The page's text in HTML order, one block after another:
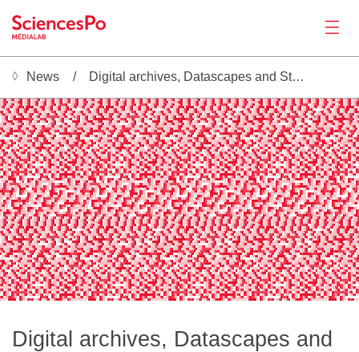
News
Productions
Activities
Tools
Seminar
News Digital archives, Datascapes and Storytelling
░▒▓█ ░▒▓█ ░▒▓█ ░▒▓█ ░▒▒▓█ ░▒▓░░▒▓█ ░▒▓█ ░▒▓█ ░▒▓█ ░▒▓█ ░▒▓█ ░▒▓█ ░▒▓█ ░▒▒▓█ ░▒▓░░▒▓█ ░▒▓█ ░▒▓█ ░▒▓█ ░▒▓█ ░▒▓█ ░▒▓█ ░▒▓█ ░▒▒▓█ ░▒▓░░▒▓█ ░▒▓█ ░▒▓█ ░▒▓█ ░▒▓█ ░▒▓█ ░▒▓█ ░▒▓█ ░▒▒▓█ ░▒▓░░▒▓█ ░▒▓█ ░▒▓█ ░▒▓█ ░▒▓█ ░▒▓█ ░▒▓█ ░▒▓█
░▒▓▓█ ░▒▒▒▒▓██ ░▒▓█ ░▒▓█ ░▒▓█ ░▒▓█ ░▒▓█ ░▒▓█ ░▒▓█ ░▒▓▓█ ░▒▒▒▒▓██ ░▒▓█ ░▒▓█ ░▒▓█ ░▒▓█ ░▒▓█ ░▒▓█ ░▒▓█ ░▒▓▓█ ░▒▒▒▒▓██ ░▒▓█ ░▒▓█ ░▒▓█ ░▒▓█ ░▒▓█ ░▒▓█ ░▒▓█ ░▒▓▓█ ░▒▒▒▒▓██ ░▒▓█ ░▒▓█ ░▒▓█ ░▒▓█ ░▒▓█ ░▒▓█ ░▒▓█ ░▒▓▓█ ░▒▒▒▒▓██ ░▒▓█
░▒▓█ ░▒▓█ ░▒▓█ ░▒▓█ ░▒▓█ ░▒▓█ ░▒▓▓█ ░▓▓▓▓█  ░▒▓▓█ ░▒▓█ ░▒▓█ ░▒▓█ ░▒▓█ ░▒▓█ ░▒▓█ ░▒▓▓█ ░▓▓▓▓█  ░▒▓▓█ ░▒▓█ ░▒▓█ ░▒▓█ ░▒▓█ ░▒▓█ ░▒▓█ ░▒▓▓█ ░▓▓▓▓█  ░▒▓▓█ ░▒▓█ ░▒▓█ ░▒▓█ ░▒▓█ ░▒▓█ ░▒▓█ ░▒▓▓█ ░▓▓▓▓█  ░▒▓▓█ ░▒▓█ ░▒▓█ ░▒▓█ ░▒▓█
▒▓█ ░▒▓█ ░▒▓█▓█ █████ ░░▒▓██ ░▒▓█ ░▒▓█ ░▒▓█ ░▒▓█ ░▒▓█ ░▒▓█ ░▒▓█▓█ █████ ░░▒▓██ ░▒▓█ ░▒▓█ ░▒▓█ ░▒▓█ ░▒▓█ ░▒▓█ ░▒▓█▓█ █████ ░░▒▓██ ░▒▓█ ░▒▓█ ░▒▓█ ░▒▓█ ░▒▓█ ░▒▓█ ░▒▓█▓█ █████ ░░▒▓██ ░▒▓█ ░▒▓█ ░▒▓█ ░▒▓█ ░▒▓█ ░▒▓█ ░▒▓█▓█ █████
░▒▒▓█  ░▒▓█ ░▒▓██ ░▒▓█ ░▒▓█ ░▒▓█ ░▒▓█ ░▒▓█▓█      ░▒▒▓█  ░▒▓█ ░▒▓██ ░▒▓█ ░▒▓█ ░▒▓█ ░▒▓█ ░▒▓█▓█      ░▒▒▓█  ░▒▓█ ░▒▓██ ░▒▓█ ░▒▓█ ░▒▓█ ░▒▓█ ░▒▓█▓█      ░▒▒▓█  ░▒▓█ ░▒▓██ ░▒▓█ ░▒▓█ ░▒▓█ ░▒▓█ ░▒▓█▓█      ░▒▒▓█  ░▒▓█ ░▒▓██ ░▒▓█
▓█ ░▒▓█ ░▒▓█ ░▒▓█ ░░▒▓█▓░░░░░ ░▒▓▓█ ░░▒▒▓█ ░▒▓█ ░▒▓█ ░▒▓█ ░▒▓█ ░▒▓█ ░░▒▓█▓░░░░░ ░▒▓▓█ ░░▒▒▓█ ░▒▓█ ░▒▓█ ░▒▓█ ░▒▓█ ░▒▓█ ░░▒▓█▓░░░░░ ░▒▓▓█ ░░▒▒▓█ ░▒▓█ ░▒▓█ ░▒▓█ ░▒▓█ ░▒▓█ ░░▒▓█▓░░░░░ ░▒▓▓█ ░░▒▒▓█ ░▒▓█ ░▒▓█ ░▒▓█ ░▒▓█ ░▒▓█
▒▓█▒▒▒▒▒░░▒▓██ ░▒▒▓▓█ ░▒▓█ ░▒▓█ ░▒▓█ ░▒▓█ ░▒▓█ ░▒▒▒▓█▒▒▒▒▒░░▒▓██ ░▒▒▓▓█ ░▒▓█ ░▒▓█ ░▒▓█ ░▒▓█ ░▒▓█ ░▒▒▒▓█▒▒▒▒▒░░▒▓██ ░▒▒▓▓█ ░▒▓█ ░▒▓█ ░▒▓█ ░▒▓█ ░▒▓█ ░▒▒▒▓█▒▒▒▒▒░░▒▓██ ░▒▒▓▓█ ░▒▓█ ░▒▓█ ░▒▓█ ░▒▓█ ░▒▓█ ░▒▒▒▓█▒▒▒▒▒░░▒▓██ ░▒▒▓▓█
░▒▓█ ░▒▓█ ░▒▓█ ░▒▓█ ░▒▓█ ░░▒▓▓▓▓▓▓▓▓▒▒▒▓█  ░▒▓▒▓█ ░▒▓█ ░▒▓█ ░▒▓█ ░▒▓█ ░▒▓█ ░░▒▓▓▓▓▓▓▓▓▒▒▒▓█  ░▒▓▒▓█ ░▒▓█ ░▒▓█ ░▒▓█ ░▒▓█ ░▒▓█ ░░▒▓▓▓▓▓▓▓▓▒▒▒▓█  ░▒▓▒▓█ ░▒▓█ ░▒▓█ ░▒▓█ ░▒▓█ ░▒▓█ ░░▒▓▓▓▓▓▓▓▓▒▒▒▓█  ░▒▓▒▓█ ░▒▓█ ░▒▓█ ░▒▓█ ░▒▓█
░▒▓█ ░▒▓███████▓▓▓▓█ ░░▒▓▓▓█ ░▒▓█  ░▒▓█ ░▒▓█ ░▒▓█ ░▒▓█ ░▒▓███████▓▓▓▓█ ░░▒▓▓▓█ ░▒▓█  ░▒▓█ ░▒▓█ ░▒▓█ ░▒▓█ ░▒▓███████▓▓▓▓█ ░░▒▓▓▓█ ░▒▓█  ░▒▓█ ░▒▓█ ░▒▓█ ░▒▓█ ░▒▓███████▓▓▓▓█ ░░▒▓▓▓█ ░▒▓█  ░▒▓█ ░▒▓█ ░▒▓█ ░▒▓█ ░▒▓███████▓▓▓▓█
░▒▒▓███ ░▒▓██  ░▒▓█ ░▒▓█ ░▒▓█ ░▒▓█ ░▒▓█     █████ ░▒▒▓███ ░▒▓██  ░▒▓█ ░▒▓█ ░▒▓█ ░▒▓█ ░▒▓█     █████ ░▒▒▓███ ░▒▓██  ░▒▓█ ░▒▓█ ░▒▓█ ░▒▓█ ░▒▓█     █████ ░▒▒▓███ ░▒▓██  ░▒▓█ ░▒▓█ ░▒▓█ ░▒▓█ ░▒▓█     █████ ░▒▒▓███ ░▒▓██  ░▒▓█
░▒▓█ ░▒▓█ ░▒▒▓█ ░▒▓░░░░░      ░▒▓▓█   ░▒▓█  ░░▒▓█ ░▒▓█ ░▒▓█ ░▒▒▓█ ░▒▓░░░░░      ░▒▓▓█   ░▒▓█  ░░▒▓█ ░▒▓█ ░▒▓█ ░▒▒▓█ ░▒▓░░░░░      ░▒▓▓█   ░▒▓█  ░░▒▓█ ░▒▓█ ░▒▓█ ░▒▒▓█ ░▒▓░░░░░      ░▒▓▓█   ░▒▓█  ░░▒▓█ ░▒▓█ ░▒▓█ ░▒▒▓█
▒▒▒░░░░ ░░▒▓██ ░░░▒▒▓█ ░▒▒▓█ ░░▒▓█ ░▒▓█ ░▒▓█ ░▒▓▒▒▒▒▒░░░░ ░░▒▓██ ░░░▒▒▓█ ░▒▒▓█ ░░▒▓█ ░▒▓█ ░▒▓█ ░▒▓▒▒▒▒▒░░░░ ░░▒▓██ ░░░▒▒▓█ ░▒▒▓█ ░░▒▓█ ░▒▓█ ░▒▓█ ░▒▓▒▒▒▒▒░░░░ ░░▒▓██ ░░░▒▒▓█ ░▒▒▓█ ░░▒▓█ ░▒▓█ ░▒▓█ ░▒▓▒▒▒▒▒░░░░ ░░▒▓██ ░░░▒▒▓█
▓█ ░▒▒▓█ ░▒▓█ ░▒▓█ ░▒▓█ ░▒▓▓▓▓▓▓▒▒▒▒░░▒▒▓█  ░▒▒▒▓▓▓█ ░▒▒▓█ ░▒▓█ ░▒▓█ ░▒▓█ ░▒▓▓▓▓▓▓▒▒▒▒░░▒▒▓█  ░▒▒▒▓▓▓█ ░▒▒▓█ ░▒▓█ ░▒▓█ ░▒▓█ ░▒▓▓▓▓▓▓▒▒▒▒░░▒▒▓█  ░▒▒▒▓▓▓█ ░▒▒▓█ ░▒▓█ ░▒▓█ ░▒▓█ ░▒▓▓▓▓▓▓▒▒▒▒░░▒▒▓█  ░▒▒▒▓▓▓█ ░▒▒▓█ ░▒▓█ ░▒▓█ ░▒▓█
▒▓█ ░▒██▓██▓▓▓▓▒▒▒▓▓▓█ ░▒▓▓▓███ ░▒▓▓█ ░▒▓█ ░▒▒▓█ ░▒▓█ ░▒██▓██▓▓▓▓▒▒▒▓▓▓█ ░▒▓▓▓███ ░▒▓▓█ ░▒▓█ ░▒▒▓█ ░▒▓█ ░▒██▓██▓▓▓▓▒▒▒▓▓▓█ ░▒▓▓▓███ ░▒▓▓█ ░▒▓█ ░▒▒▓█ ░▒▓█ ░▒██▓██▓▓▓▓▒▒▒▓▓▓█ ░▒▓▓▓███ ░▒▓▓█ ░▒▓█ ░▒▒▓█ ░▒▓█ ░▒██▓██▓▓▓▓▒▒▒▓▓▓█
█ ░▒▓███   ░░▒▓█ ░▒▓█ ░▒▓▓█ ░▒▓█ ░▒  █▓█████▓▓▓▓███ ░▒▓███   ░░▒▓█ ░▒▓█ ░▒▓▓█ ░▒▓█ ░▒  █▓█████▓▓▓▓███ ░▒▓███   ░░▒▓█ ░▒▓█ ░▒▓▓█ ░▒▓█ ░▒  █▓█████▓▓▓▓███ ░▒▓███   ░░▒▓█ ░▒▓█ ░▒▓▓█ ░▒▓█ ░▒  █▓█████▓▓▓▓███ ░▒▓███   ░░▒▓█ ░▒▓█
░▒▓██ ░▒▓█ ░▒░░ █▓█   █████   ░▒▓█   ░░░▒▒▓█ ░▒▓█ ░▒▓██ ░▒▓█ ░▒░░ █▓█   █████   ░▒▓█   ░░░▒▒▓█ ░▒▓█ ░▒▓██ ░▒▓█ ░▒░░ █▓█   █████   ░▒▓█   ░░░▒▒▓█ ░▒▓█ ░▒▓██ ░▒▓█ ░▒░░ █▓█   █████   ░▒▓█   ░░░▒▒▓█ ░▒▓█ ░▒▓██ ░▒▓█ ░▒░░ █▓█
░       ░░▒▓█ ░░░▒▒▒▓▓█ ░▒▓█ ░▒▓█  ░▒▒▓█ ░▒▒░ █▓█ ░       ░░▒▓█ ░░░▒▒▒▓▓█ ░▒▓█ ░▒▓█  ░▒▒▓█ ░▒▒░ █▓█ ░       ░░▒▓█ ░░░▒▒▒▓▓█ ░▒▓█ ░▒▓█  ░▒▒▓█ ░▒▒░ █▓█ ░       ░░▒▓█ ░░░▒▒▒▓▓█ ░▒▓█ ░▒▓█  ░▒▒▓█ ░▒▒░ █▓█ ░       ░░▒▓█
▓██ ░▒▓█ ░▒▓█ ░░▒▓▓█ ░▓▓▒░ █▓█ ░░░░░░░░▒▒▓█ ░▒▒▒▓▓▓██ ░▒▓█ ░▒▓█ ░░▒▓▓█ ░▓▓▒░ █▓█ ░░░░░░░░▒▒▓█ ░▒▒▒▓▓▓██ ░▒▓█ ░▒▓█ ░░▒▓▓█ ░▓▓▒░ █▓█ ░░░░░░░░▒▒▓█ ░▒▒▒▓▓▓██ ░▒▓█ ░▒▓█ ░░▒▓▓█ ░▓▓▒░ █▓█ ░░░░░░░░▒▒▓█ ░▒▒▒▓▓▓██ ░▒▓█ ░▒▓█ ░░▒▓▓█
░██▓▒░ █▓█ ░▒▒▒▒▒▒▒▒▓█ ░▒▓▓▓████ ░░▒▓█ ░▒▓█ ░▒▓██ ░██▓▒░ █▓█ ░▒▒▒▒▒▒▒▒▓█ ░▒▓▓▓████ ░░▒▓█ ░▒▓█ ░▒▓██ ░██▓▒░ █▓█ ░▒▒▒▒▒▒▒▒▓█ ░▒▓▓▓████ ░░▒▓█ ░▒▓█ ░▒▓██ ░██▓▒░ █▓█ ░▒▒▒▒▒▒▒▒▓█ ░▒▓▓▓████ ░░▒▓█ ░▒▓█ ░▒▓██ ░██▓▒░ █▓█ ░▒▒▒▒▒▒▒▒▓█
▓█ ░▒▓▓█   █ ░▒▓█ ░▒▓█ ░▒▓█  ░  █▓▒░ █▓█ ░▒▓▓▓▓▓▓▒▓█ ░▒▓▓█   █ ░▒▓█ ░▒▓█ ░▒▓█  ░  █▓▒░ █▓█ ░▒▓▓▓▓▓▓▒▓█ ░▒▓▓█   █ ░▒▓█ ░▒▓█ ░▒▓█  ░  █▓▒░ █▓█ ░▒▓▓▓▓▓▓▒▓█ ░▒▓▓█   █ ░▒▓█ ░▒▓█ ░▒▓█  ░  █▓▒░ █▓█ ░▒▓▓▓▓▓▓▒▓█ ░▒▓▓█   █ ░▒▓█ ░▒▓█
█ ░▒▓█ ░░░░ █▓▒░ ██ ░▒▓█████▓▒▓█ ░▒▓█ ░░  ░▒▓█ ░▒▓█ ░▒▓█ ░░░░ █▓▒░ ██ ░▒▓█████▓▒▓█ ░▒▓█ ░░  ░▒▓█ ░▒▓█ ░▒▓█ ░░░░ █▓▒░ ██ ░▒▓█████▓▒▓█ ░▒▓█ ░░  ░▒▓█ ░▒▓█ ░▒▓█ ░░░░ █▓▒░ ██ ░▒▓█████▓▒▓█ ░▒▓█ ░░  ░▒▓█ ░▒▓█ ░▒▓█ ░░░░ █▓▒░ ██
▒▓█    █▓▒▓█ ░▒▓█ ░░ ░▒▒▓█ ░▒▓█ ░▒▓█ ░▒▒░ █▓▒░ █ ░▒▓█    █▓▒▓█ ░▒▓█ ░░ ░▒▒▓█ ░▒▓█ ░▒▓█ ░▒▒░ █▓▒░ █ ░▒▓█    █▓▒▓█ ░▒▓█ ░░ ░▒▒▓█ ░▒▓█ ░▒▓█ ░▒▒░ █▓▒░ █ ░▒▓█    █▓▒▓█ ░▒▓█ ░░ ░▒▒▓█ ░▒▓█ ░▒▓█ ░▒▒░ █▓▒░ █ ░▒▓█    █▓▒▓█ ░▒▓█ ░░
░▒▓▓█ ░▒▓█ ░▒▓██ ▓▓▒░ █▓▒░  ░▒▓█ ░░░ █▓▒▓█ ░▒▓█ ░░░▒▓▓█ ░▒▓█ ░▒▓██ ▓▓▒░ █▓▒░  ░▒▓█ ░░░ █▓▒▓█ ░▒▓█ ░░░▒▓▓█ ░▒▓█ ░▒▓██ ▓▓▒░ █▓▒░  ░▒▓█ ░░░ █▓▒▓█ ░▒▓█ ░░░▒▓▓█ ░▒▓█ ░▒▓██ ▓▓▒░ █▓▒░  ░▒▓█ ░░░ █▓▒▓█ ░▒▓█ ░░░▒▓▓█ ░▒▓█ ░▒▓██ ▓▓▒░
░ █▓▒░░░▒▓█ ░▒▒░ █▓▒▓█ ░▒▓█ ░▒▒▓██ ░▒▓█ ░▒▓█  ██▓▒░ █▓▒░░░▒▓█ ░▒▒░ █▓▒▓█ ░▒▓█ ░▒▒▓██ ░▒▓█ ░▒▓█  ██▓▒░ █▓▒░░░▒▓█ ░▒▒░ █▓▒▓█ ░▒▓█ ░▒▒▓██ ░▒▓█ ░▒▓█  ██▓▒░ █▓▒░░░▒▓█ ░▒▒░ █▓▒▓█ ░▒▓█ ░▒▒▓██ ░▒▓█ ░▒▓█  ██▓▒░ █▓▒░░░▒▓█ ░▒▒░ █▓▒▓█
▓█ ░▒▓█ ░▒▓██ ░▒▒▓█ ░▒▓█   █▓▒░ █▓▒▒▒▒▓█ ░▒▓▒░ █▓▒▓█ ░▒▓█ ░▒▓██ ░▒▒▓█ ░▒▓█   █▓▒░ █▓▒▒▒▒▓█ ░▒▓▒░ █▓▒▓█ ░▒▓█ ░▒▓██ ░▒▒▓█ ░▒▓█   █▓▒░ █▓▒▒▒▒▓█ ░▒▓▒░ █▓▒▓█ ░▒▓█ ░▒▓██ ░▒▒▓█ ░▒▓█   █▓▒░ █▓▒▒▒▒▓█ ░▒▓▒░ █▓▒▓█ ░▒▓█ ░▒▓██ ░▒▒▓█
▒▓█ ░░ █▓▒░ █▓▓▓▓▓█ ░▒▓▓▒░ █▓▒▓█ ░▒▓█ ░▒▓█ ░▒▓▓█ ░▒▓█ ░░ █▓▒░ █▓▓▓▓▓█ ░▒▓▓▒░ █▓▒▓█ ░▒▓█ ░▒▓█ ░▒▓▓█ ░▒▓█ ░░ █▓▒░ █▓▓▓▓▓█ ░▒▓▓▒░ █▓▒▓█ ░▒▓█ ░▒▓█ ░▒▓▓█ ░▒▓█ ░░ █▓▒░ █▓▓▓▓▓█ ░▒▓▓▒░ █▓▒▓█ ░▒▓█ ░▒▓█ ░▒▓▓█ ░▒▓█ ░░ █▓▒░ █▓▓▓▓▓█
▒▓▓▓▒░ █▓▒▓█ ░▒▓█ ░▒▓█ ░▒▓█ ░▒▓█ ▒▒░ █▓▒░ ██████ ░▒▓▓▓▒░ █▓▒▓█ ░▒▓█ ░▒▓█ ░▒▓█ ░▒▓█ ▒▒░ █▓▒░ ██████ ░▒▓▓▓▒░ █▓▒▓█ ░▒▓█ ░▒▓█ ░▒▓█ ░▒▓█ ▒▒░ █▓▒░ ██████ ░▒▓▓▓▒░ █▓▒▓█ ░▒▓█ ░▒▓█ ░▒▓█ ░▒▓█ ▒▒░ █▓▒░ ██████ ░▒▓▓▓▒░ █▓▒▓█ ░▒▓█ ░▒▓█
▓█ ░▒▓█ ░▒▓█▓▓▒░ █▓▒░       ░▒▓██▓▒░ █▓▒▓█ ░▒▓█ ░▒▓█ ░▒▓█ ░▒▓█▓▓▒░ █▓▒░       ░▒▓██▓▒░ █▓▒▓█ ░▒▓█ ░▒▓█ ░▒▓█ ░▒▓█▓▓▒░ █▓▒░       ░▒▓██▓▒░ █▓▒▓█ ░▒▓█ ░▒▓█ ░▒▓█ ░▒▓█▓▓▒░ █▓▒░       ░▒▓██▓▒░ █▓▒▓█ ░▒▓█ ░▒▓█ ░▒▓█ ░▒▓█▓▓▒░ █▓▒░
░░░░░░░░▒▓█ █▓▒░ █▓▒▓█ ░▒▓█ ░▒▓█ ░▒▓█ ░▒▓██▓▒░ █▓▒░░░░░░░░▒▓█ █▓▒░ █▓▒▓█ ░▒▓█ ░▒▓█ ░▒▓█ ░▒▓██▓▒░ █▓▒░░░░░░░░▒▓█ █▓▒░ █▓▒▓█ ░▒▓█ ░▒▓█ ░▒▓█ ░▒▓██▓▒░ █▓▒░░░░░░░░▒▓█ █▓▒░ █▓▒▓█ ░▒▓█ ░▒▓█ ░▒▓█ ░▒▓██▓▒░ █▓▒░░░░░░░░▒▓█ █▓▒░ █▓▒▓█
▓█ ░▒▓█ ░▒▓█ ░▒▓█ ░▒  █▓▒░ █▓▒▒▒▒▒▒▒▒▒▓█  █▓▒░ █▓▒▓█ ░▒▓█ ░▒▓█ ░▒▓█ ░▒  █▓▒░ █▓▒▒▒▒▒▒▒▒▒▓█  █▓▒░ █▓▒▓█ ░▒▓█ ░▒▓█ ░▒▓█ ░▒  █▓▒░ █▓▒▒▒▒▒▒▒▒▒▓█  █▓▒░ █▓▒▓█ ░▒▓█ ░▒▓█ ░▒▓█ ░▒  █▓▒░ █▓▒▒▒▒▒▒▒▒▒▓█  █▓▒░ █▓▒▓█ ░▒▓█ ░▒▓█ ░▒▓█ ░▒
░ █▓▒░ █▓▓▓▓▓▓▓▓▓▒▓█  █▓▒░ █▓▒▓█ ░▒▓█ ░▒▓█ ░▒▓█ ░░░ █▓▒░ █▓▓▓▓▓▓▓▓▓▒▓█  █▓▒░ █▓▒▓█ ░▒▓█ ░▒▓█ ░▒▓█ ░░░ █▓▒░ █▓▓▓▓▓▓▓▓▓▒▓█  █▓▒░ █▓▒▓█ ░▒▓█ ░▒▓█ ░▒▓█ ░░░ █▓▒░ █▓▓▓▓▓▓▓▓▓▒▓█  █▓▒░ █▓▒▓█ ░▒▓█ ░▒▓█ ░▒▓█ ░░░ █▓▒░ █▓▓▓▓▓▓▓▓▓▒▓█
█▓▒░ █▓▒▓█ ░▒▓█ ░▒▓█ ░▒▓█ ▒▒░ █▓▒░ █████████▓▒▓█  █▓▒░ █▓▒▓█ ░▒▓█ ░▒▓█ ░▒▓█ ▒▒░ █▓▒░ █████████▓▒▓█  █▓▒░ █▓▒▓█ ░▒▓█ ░▒▓█ ░▒▓█ ▒▒░ █▓▒░ █████████▓▒▓█  █▓▒░ █▓▒▓█ ░▒▓█ ░▒▓█ ░▒▓█ ▒▒░ █▓▒░ █████████▓▒▓█  █▓▒░ █▓▒▓█ ░▒▓█ ░▒▓█
▓█ ░▒▓█▓▓▒░ █▓▒░         █▓▓▓█  █▓▒░ █▓▒▓█ ░▒▓█ ░▒▓█ ░▒▓█▓▓▒░ █▓▒░         █▓▓▓█  █▓▒░ █▓▒▓█ ░▒▓█ ░▒▓█ ░▒▓█▓▓▒░ █▓▒░         █▓▓▓█  █▓▒░ █▓▒▓█ ░▒▓█ ░▒▓█ ░▒▓█▓▓▒░ █▓▒░         █▓▓▓█  █▓▒░ █▓▒▓█ ░▒▓█ ░▒▓█ ░▒▓█▓▓▒░ █▓▒░
░░░░ █████  █▓▒░ █▓▓█ ░▒▓█ ░▒▓█ ░▒▓███▓▒░ █▓▒░░░░░░░░░ █████  █▓▒░ █▓▓█ ░▒▓█ ░▒▓█ ░▒▓███▓▒░ █▓▒░░░░░░░░░ █████  █▓▒░ █▓▓█ ░▒▓█ ░▒▓█ ░▒▓███▓▒░ █▓▒░░░░░░░░░ █████  █▓▒░ █▓▓█ ░▒▓█ ░▒▓█ ░▒▓███▓▒░ █▓▒░░░░░░░░░ █████  █▓▒░ █▓▓█
░▒▓█ ░▒▓█  ░▒▓  █▓▒░ █▓▒░▒▒▒▒▒▒▒░      ░ █▓▒░ ███ ░▒▓█ ░▒▓█  ░▒▓  █▓▒░ █▓▒░▒▒▒▒▒▒▒░      ░ █▓▒░ ███ ░▒▓█ ░▒▓█  ░▒▓  █▓▒░ █▓▒░▒▒▒▒▒▒▒░      ░ █▓▒░ ███ ░▒▓█ ░▒▓█  ░▒▓  █▓▒░ █▓▒░▒▒▒▒▒▒▒░      ░ █▓▒░ ███ ░▒▓█ ░▒▓█  ░▒▓
░ █▓▒▒▓▓▓▓▓▓▒░░░░░░░░ █▓▒░    ░▒▓█ ░▒▓█ ░░▒▓░░ █▓▒░ █▓▒▒▓▓▓▓▓▓▒░░░░░░░░ █▓▒░    ░▒▓█ ░▒▓█ ░░▒▓░░ █▓▒░ █▓▒▒▓▓▓▓▓▓▒░░░░░░░░ █▓▒░    ░▒▓█ ░▒▓█ ░░▒▓░░ █▓▒░ █▓▒▒▓▓▓▓▓▓▒░░░░░░░░ █▓▒░    ░▒▓█ ░▒▓█ ░░▒▓░░ █▓▒░ █▓▒▒▓▓▓▓▓▓▒░░░░░░░░
░ █▓▒░░░ ░▒▓█ ░▒▓█ ░▒▒▓▒▒░ █▓▒░ █▓▓▓█████▓▒▒░▒▒▒▒▒░ █▓▒░░░ ░▒▓█ ░▒▓█ ░▒▒▓▒▒░ █▓▒░ █▓▓▓█████▓▒▒░▒▒▒▒▒░ █▓▒░░░ ░▒▓█ ░▒▓█ ░▒▒▓▒▒░ █▓▒░ █▓▓▓█████▓▒▒░▒▒▒▒▒░ █▓▒░░░ ░▒▓█ ░▒▓█ ░▒▒▓▒▒░ █▓▒░ █▓▓▓█████▓▒▒░▒▒▒▒▒░ █▓▒░░░ ░▒▓█ ░▒▓█
▒▓▓▓▒░ █▓▒░ ████    █▓▓▒▒▓▓▓▓▒░ █▓▒▒▒░ ░▒▓█ ░▒▓█ ░▒▓▓▓▒░ █▓▒░ ████    █▓▓▒▒▓▓▓▓▒░ █▓▒▒▒░ ░▒▓█ ░▒▓█ ░▒▓▓▓▒░ █▓▒░ ████    █▓▓▒▒▓▓▓▓▒░ █▓▒▒▒░ ░▒▓█ ░▒▓█ ░▒▓▓▓▒░ █▓▒░ ████    █▓▓▒▒▓▓▓▓▒░ █▓▒▒▒░ ░▒▓█ ░▒▓█ ░▒▓▓▓▒░ █▓▒░ ████
██▓▓▓▓██▓▒░ █▓▓▒▒░ ░▒▓█ ░▒▓█ ░▒██▓▒░ █▓▒░     ░░░ ██▓▓▓▓██▓▒░ █▓▓▒▒░ ░▒▓█ ░▒▓█ ░▒██▓▒░ █▓▒░     ░░░ ██▓▓▓▓██▓▒░ █▓▓▒▒░ ░▒▓█ ░▒▓█ ░▒██▓▒░ █▓▒░     ░░░ ██▓▓▓▓██▓▒░ █▓▓▒▒░ ░▒▓█ ░▒▓█ ░▒██▓▒░ █▓▒░     ░░░ ██▓▓▓▓██▓▒░ █▓▓▒▒░ ░▒▓█
▒▓█ ░▒▓█ ░  █▓▒░ █▓▒░░░░░░▒▒░  █████ █▓▒░ ██▓▓▒░ ░▒▓█ ░▒▓█ ░  █▓▒░ █▓▒░░░░░░▒▒░  █████ █▓▒░ ██▓▓▒░ ░▒▓█ ░▒▓█ ░  █▓▒░ █▓▒░░░░░░▒▒░  █████ █▓▒░ ██▓▓▒░ ░▒▓█ ░▒▓█ ░  █▓▒░ █▓▒░░░░░░▒▒░  █████ █▓▒░ ██▓▓▒░ ░▒▓█ ░▒▓█ ░  █▓▒░
▒▒▒░▒▒▓▒░░       █▓▒░  ██▓▒░ ░▒▓█ ░▒▓█ ░░ █▓▒░ █▓▒▒▒▒░▒▒▓▒░░       █▓▒░  ██▓▒░ ░▒▓█ ░▒▓█ ░░ █▓▒░ █▓▒▒▒▒░▒▒▓▒░░       █▓▒░  ██▓▒░ ░▒▓█ ░▒▓█ ░░ █▓▒░ █▓▒▒▒▒░▒▒▓▒░░       █▓▒░  ██▓▒░ ░▒▓█ ░▒▓█ ░░ █▓▒░ █▓▒▒▒▒░▒▒▓▒░░       █▓▒░
░░  █▓▒░ ░▒▓█ ░▒▓█▒▒░ █▓▒░ █▓▓▓▓▒▒▓▓▓▒▒░░░░░░░ █▓▒░░  █▓▒░ ░▒▓█ ░▒▓█▒▒░ █▓▒░ █▓▓▓▓▒▒▓▓▓▒▒░░░░░░░ █▓▒░░  █▓▒░ ░▒▓█ ░▒▓█▒▒░ █▓▒░ █▓▓▓▓▒▒▓▓▓▒▒░░░░░░░ █▓▒░░  █▓▒░ ░▒▓█ ░▒▓█▒▒░ █▓▒░ █▓▓▓▓▒▒▓▓▓▒▒░░░░░░░ █▓▒░░  █▓▒░ ░▒▓█ ░▒▓█▒▒░
░ █▓▒░ ████▓▓▓██▓▓▒▒▒░▒▒▒░ █▓▒▒░░ █▓▒░ ░▒▓█ ░▒▓▓▓▒░ █▓▒░ ████▓▓▓██▓▓▒▒▒░▒▒▒░ █▓▒▒░░ █▓▒░ ░▒▓█ ░▒▓▓▓▒░ █▓▒░ ████▓▓▓██▓▓▒▒▒░▒▒▒░ █▓▒▒░░ █▓▒░ ░▒▓█ ░▒▓▓▓▒░ █▓▒░ ████▓▓▓██▓▓▒▒▒░▒▒▒░ █▓▒▒░░ █▓▒░ ░▒▓█ ░▒▓▓▓▒░ █▓▒░
▒▒▓▓▒░ █▓▒▒▒░ █▓▒░ ░▒▓█ ░▒██▓▒░ █▓▒░    ███████▓▓▓▒▒▓▓▒░ █▓▒▒▒░ █▓▒░ ░▒▓█ ░▒██▓▒░ █▓▒░    ███████▓▓▓▒▒▓▓▒░ █▓▒▒▒░ █▓▒░ ░▒▓█ ░▒██▓▒░ █▓▒░    ███████▓▓▓▒▒▓▓▒░ █▓▒▒▒░ █▓▒░ ░▒▓█ ░▒██▓▒░ █▓▒░    ███████▓▓▓▒▒▓▓▒░ █▓▒▒▒░ █▓▒░
▒▓█ ░  █▓▒░ █▓▒░░░░       ███▓▓▓█▓▒░ █▓▓▓▒░ █▓▒░ ░▒▓█ ░  █▓▒░ █▓▒░░░░       ███▓▓▓█▓▒░ █▓▓▓▒░ █▓▒░ ░▒▓█ ░  █▓▒░ █▓▒░░░░       ███▓▓▓█▓▒░ █▓▓▓▒░ █▓▒░ ░▒▓█ ░  █▓▒░ █▓▒░░░░       ███▓▓▓█▓▒░ █▓▓▓▒░ █▓▒░ ░▒▓█ ░  █▓▒░ █▓▒░░░░
░░░░░   █████▓▒░ ███▓▒░ █▓▒░ ░▒▓█ ░░ █▓▒░ █▓▒▒▒▒░░░░░░░   █████▓▒░ ███▓▒░ █▓▒░ ░▒▓█ ░░ █▓▒░ █▓▒▒▒▒░░░░░░░   █████▓▒░ ███▓▒░ █▓▒░ ░▒▓█ ░░ █▓▒░ █▓▒▒▒▒░░░░░░░   █████▓▒░ ███▓▒░ █▓▒░ ░▒▓█ ░░ █▓▒░ █▓▒▒▒▒░░░░░░░   █████▓▒░ ███▓▒░
▓▒░ █▓▒░ ░▒▓█▒▒░ █▓▒░ █▓▓▓▓▒░▒▒▒▒▒░░░     █▓▒░   █▓▒░ █▓▒░ ░▒▓█▒▒░ █▓▒░ █▓▓▓▓▒░▒▒▒▒▒░░░     █▓▒░   █▓▒░ █▓▒░ ░▒▓█▒▒░ █▓▒░ █▓▓▓▓▒░▒▒▒▒▒░░░     █▓▒░   █▓▒░ █▓▒░ ░▒▓█▒▒░ █▓▒░ █▓▓▓▓▒░▒▒▒▒▒░░░     █▓▒░   █▓▒░ █▓▒░ ░▒▓█▒▒░
░ ████▓▒▒▓▓▓▓▒▒▒░░░░░ █▓▒░░░ █▓▒░ █▓▒░ ░▒▓▓▓▒░ █▓▒░ ████▓▒▒▓▓▓▓▒▒▒░░░░░ █▓▒░░░ █▓▒░ █▓▒░ ░▒▓▓▓▒░ █▓▒░ ████▓▒▒▓▓▓▓▒▒▒░░░░░ █▓▒░░░ █▓▒░ █▓▒░ ░▒▓▓▓▒░ █▓▒░ ████▓▒▒▓▓▓▓▒▒▒░░░░░ █▓▒░░░ █▓▒░ █▓▒░ ░▒▓▓▓▒░ █▓▒░ ████▓▒▒▓▓▓▓▒▒▒░░░░░
░ █▓▒▒▒░ █▓▒░ █▓▒░ ░▒██▓▒░ █▓▒░    █▓▓▓███▓▓▓▒▒▒▒▒░ █▓▒▒▒░ █▓▒░ █▓▒░ ░▒██▓▒░ █▓▒░    █▓▓▓███▓▓▓▒▒▒▒▒░ █▓▒▒▒░ █▓▒░ █▓▒░ ░▒██▓▒░ █▓▒░    █▓▓▓███▓▓▓▒▒▒▒▒░ █▓▒▒▒░ █▓▒░ █▓▒░ ░▒██▓▒░ █▓▒░    █▓▓▓███▓▓▓▒▒▒▒▒░ █▓▒▒▒░ █▓▒░ █▓▒░
░▒▓█ ░▒▓█ ░▒▓█ ░▒▓█ ░▒▓█ ░▒▓█ ░▒▓█ ░▒▓█ ░▒▓█ ░▒▓█ ░▒▓█ ░▒▓█ ░▒▓█ ░▒▓█ ░▒▓█ ░▒▓█ ░▒▓█ ░▒▓█ ░▒▓█ ░▒▓█ ░▒▓█ ░▒▓█ ░▒▓█ ░▒▓█ ░▒▓█ ░▒▓█ ░▒▓█ ░▒▓█ ░▒▓█ ░▒▓█ ░▒▓█ ░▒▓█ ░▒▓█ ░▒▓█ ░▒▓█ ░▒▓█ ░▒▓█ ░▒▓█ ░▒▓█ ░▒▓█ ░▒▓█ ░▒▓█ ░▒▓█ ░▒▓█
░▒▓█ ░▒▓█ ░▒▓█ ░▒▓█ ░▒▒▓█ ░▒▓░░▒▓█ ░▒▓█ ░▒▓█ ░▒▓█ ░▒▓█ ░▒▓█ ░▒▓█ ░▒▓█ ░▒▒▓█ ░▒▓░░▒▓█ ░▒▓█ ░▒▓█ ░▒▓█ ░▒▓█ ░▒▓█ ░▒▓█ ░▒▓█ ░▒▒▓█ ░▒▓░░▒▓█ ░▒▓█ ░▒▓█ ░▒▓█ ░▒▓█ ░▒▓█ ░▒▓█ ░▒▓█ ░▒▒▓█ ░▒▓░░▒▓█ ░▒▓█ ░▒▓█ ░▒▓█ ░▒▓█ ░▒▓█ ░▒▓█ ░▒▓█
░▒▓▓█ ░▒▒▒▒▓██ ░▒▓█ ░▒▓█ ░▒▓█ ░▒▓█ ░▒▓█ ░▒▓█ ░▒▓█ ░▒▓▓█ ░▒▒▒▒▓██ ░▒▓█ ░▒▓█ ░▒▓█ ░▒▓█ ░▒▓█ ░▒▓█ ░▒▓█ ░▒▓▓█ ░▒▒▒▒▓██ ░▒▓█ ░▒▓█ ░▒▓█ ░▒▓█ ░▒▓█ ░▒▓█ ░▒▓█ ░▒▓▓█ ░▒▒▒▒▓██ ░▒▓█ ░▒▓█ ░▒▓█ ░▒▓█ ░▒▓█ ░▒▓█ ░▒▓█ ░▒▓▓█ ░▒▒▒▒▓██ ░▒▓█
░▒▓█ ░▒▓█ ░▒▓█ ░▒▓█ ░▒▓█ ░▒▓█ ░▒▓▓█ ░▓▓▓▓█  ░▒▓▓█ ░▒▓█ ░▒▓█ ░▒▓█ ░▒▓█ ░▒▓█ ░▒▓█ ░▒▓▓█ ░▓▓▓▓█  ░▒▓▓█ ░▒▓█ ░▒▓█ ░▒▓█ ░▒▓█ ░▒▓█ ░▒▓█ ░▒▓▓█ ░▓▓▓▓█  ░▒▓▓█ ░▒▓█ ░▒▓█ ░▒▓█ ░▒▓█ ░▒▓█ ░▒▓█ ░▒▓▓█ ░▓▓▓▓█  ░▒▓▓█ ░▒▓█ ░▒▓█ ░▒▓█ ░▒▓█
▒▓█ ░▒▓█ ░▒▓█▓█ █████ ░░▒▓██ ░▒▓█ ░▒▓█ ░▒▓█ ░▒▓█ ░▒▓█ ░▒▓█ ░▒▓█▓█ █████ ░░▒▓██ ░▒▓█ ░▒▓█ ░▒▓█ ░▒▓█ ░▒▓█ ░▒▓█ ░▒▓█▓█ █████ ░░▒▓██ ░▒▓█ ░▒▓█ ░▒▓█ ░▒▓█ ░▒▓█ ░▒▓█ ░▒▓█▓█ █████ ░░▒▓██ ░▒▓█ ░▒▓█ ░▒▓█ ░▒▓█ ░▒▓█ ░▒▓█ ░▒▓█▓█ █████
░▒▒▓█  ░▒▓█ ░▒▓██ ░▒▓█ ░▒▓█ ░▒▓█ ░▒▓█ ░▒▓█▓█      ░▒▒▓█  ░▒▓█ ░▒▓██ ░▒▓█ ░▒▓█ ░▒▓█ ░▒▓█ ░▒▓█▓█      ░▒▒▓█  ░▒▓█ ░▒▓██ ░▒▓█ ░▒▓█ ░▒▓█ ░▒▓█ ░▒▓█▓█      ░▒▒▓█  ░▒▓█ ░▒▓██ ░▒▓█ ░▒▓█ ░▒▓█ ░▒▓█ ░▒▓█▓█      ░▒▒▓█  ░▒▓█ ░▒▓██ ░▒▓█
▓█ ░▒▓█ ░▒▓█ ░▒▓█ ░░▒▓█▓░░░░░ ░▒▓▓█ ░░▒▒▓█ ░▒▓█ ░▒▓█ ░▒▓█ ░▒▓█ ░▒▓█ ░░▒▓█▓░░░░░ ░▒▓▓█ ░░▒▒▓█ ░▒▓█ ░▒▓█ ░▒▓█ ░▒▓█ ░▒▓█ ░░▒▓█▓░░░░░ ░▒▓▓█ ░░▒▒▓█ ░▒▓█ ░▒▓█ ░▒▓█ ░▒▓█ ░▒▓█ ░░▒▓█▓░░░░░ ░▒▓▓█ ░░▒▒▓█ ░▒▓█ ░▒▓█ ░▒▓█ ░▒▓█ ░▒▓█
▒▓█▒▒▒▒▒░░▒▓██ ░▒▒▓▓█ ░▒▓█ ░▒▓█ ░▒▓█ ░▒▓█ ░▒▓█ ░▒▒▒▓█▒▒▒▒▒░░▒▓██ ░▒▒▓▓█ ░▒▓█ ░▒▓█ ░▒▓█ ░▒▓█ ░▒▓█ ░▒▒▒▓█▒▒▒▒▒░░▒▓██ ░▒▒▓▓█ ░▒▓█ ░▒▓█ ░▒▓█ ░▒▓█ ░▒▓█ ░▒▒▒▓█▒▒▒▒▒░░▒▓██ ░▒▒▓▓█ ░▒▓█ ░▒▓█ ░▒▓█ ░▒▓█ ░▒▓█ ░▒▒▒▓█▒▒▒▒▒░░▒▓██ ░▒▒▓▓█
░▒▓█ ░▒▓█ ░▒▓█ ░▒▓█ ░▒▓█ ░░▒▓▓▓▓▓▓▓▓▒▒▒▓█  ░▒▓▒▓█ ░▒▓█ ░▒▓█ ░▒▓█ ░▒▓█ ░▒▓█ ░░▒▓▓▓▓▓▓▓▓▒▒▒▓█  ░▒▓▒▓█ ░▒▓█ ░▒▓█ ░▒▓█ ░▒▓█ ░▒▓█ ░░▒▓▓▓▓▓▓▓▓▒▒▒▓█  ░▒▓▒▓█ ░▒▓█ ░▒▓█ ░▒▓█ ░▒▓█ ░▒▓█ ░░▒▓▓▓▓▓▓▓▓▒▒▒▓█  ░▒▓▒▓█ ░▒▓█ ░▒▓█ ░▒▓█ ░▒▓█
░▒▓█ ░▒▓███████▓▓▓▓█ ░░▒▓▓▓█ ░▒▓█  ░▒▓█ ░▒▓█ ░▒▓█ ░▒▓█ ░▒▓███████▓▓▓▓█ ░░▒▓▓▓█ ░▒▓█  ░▒▓█ ░▒▓█ ░▒▓█ ░▒▓█ ░▒▓███████▓▓▓▓█ ░░▒▓▓▓█ ░▒▓█  ░▒▓█ ░▒▓█ ░▒▓█ ░▒▓█ ░▒▓███████▓▓▓▓█ ░░▒▓▓▓█ ░▒▓█  ░▒▓█ ░▒▓█ ░▒▓█ ░▒▓█ ░▒▓███████▓▓▓▓█
░▒▒▓███ ░▒▓██  ░▒▓█ ░▒▓█ ░▒▓█ ░▒▓█ ░▒▓█     █████ ░▒▒▓███ ░▒▓██  ░▒▓█ ░▒▓█ ░▒▓█ ░▒▓█ ░▒▓█     █████ ░▒▒▓███ ░▒▓██  ░▒▓█ ░▒▓█ ░▒▓█ ░▒▓█ ░▒▓█     █████ ░▒▒▓███ ░▒▓██  ░▒▓█ ░▒▓█ ░▒▓█ ░▒▓█ ░▒▓█     █████ ░▒▒▓███ ░▒▓██  ░▒▓█
░▒▓█ ░▒▓█ ░▒▒▓█ ░▒▓░░░░░      ░▒▓▓█   ░▒▓█  ░░▒▓█ ░▒▓█ ░▒▓█ ░▒▒▓█ ░▒▓░░░░░      ░▒▓▓█   ░▒▓█  ░░▒▓█ ░▒▓█ ░▒▓█ ░▒▒▓█ ░▒▓░░░░░      ░▒▓▓█   ░▒▓█  ░░▒▓█ ░▒▓█ ░▒▓█ ░▒▒▓█ ░▒▓░░░░░      ░▒▓▓█   ░▒▓█  ░░▒▓█ ░▒▓█ ░▒▓█ ░▒▒▓█
▒▒▒░░░░ ░░▒▓██ ░░░▒▒▓█ ░▒▒▓█ ░░▒▓█ ░▒▓█ ░▒▓█ ░▒▓▒▒▒▒▒░░░░ ░░▒▓██ ░░░▒▒▓█ ░▒▒▓█ ░░▒▓█ ░▒▓█ ░▒▓█ ░▒▓▒▒▒▒▒░░░░ ░░▒▓██ ░░░▒▒▓█ ░▒▒▓█ ░░▒▓█ ░▒▓█ ░▒▓█ ░▒▓▒▒▒▒▒░░░░ ░░▒▓██ ░░░▒▒▓█ ░▒▒▓█ ░░▒▓█ ░▒▓█ ░▒▓█ ░▒▓▒▒▒▒▒░░░░ ░░▒▓██ ░░░▒▒▓█
▓█ ░▒▒▓█ ░▒▓█ ░▒▓█ ░▒▓█ ░▒▓▓▓▓▓▓▒▒▒▒░░▒▒▓█  ░▒▒▒▓▓▓█ ░▒▒▓█ ░▒▓█ ░▒▓█ ░▒▓█ ░▒▓▓▓▓▓▓▒▒▒▒░░▒▒▓█  ░▒▒▒▓▓▓█ ░▒▒▓█ ░▒▓█ ░▒▓█ ░▒▓█ ░▒▓▓▓▓▓▓▒▒▒▒░░▒▒▓█  ░▒▒▒▓▓▓█ ░▒▒▓█ ░▒▓█ ░▒▓█ ░▒▓█ ░▒▓▓▓▓▓▓▒▒▒▒░░▒▒▓█  ░▒▒▒▓▓▓█ ░▒▒▓█ ░▒▓█ ░▒▓█ ░▒▓█
▒▓█ ░▒██▓██▓▓▓▓▒▒▒▓▓▓█ ░▒▓▓▓███ ░▒▓▓█ ░▒▓█ ░▒▒▓█ ░▒▓█ ░▒██▓██▓▓▓▓▒▒▒▓▓▓█ ░▒▓▓▓███ ░▒▓▓█ ░▒▓█ ░▒▒▓█ ░▒▓█ ░▒██▓██▓▓▓▓▒▒▒▓▓▓█ ░▒▓▓▓███ ░▒▓▓█ ░▒▓█ ░▒▒▓█ ░▒▓█ ░▒██▓██▓▓▓▓▒▒▒▓▓▓█ ░▒▓▓▓███ ░▒▓▓█ ░▒▓█ ░▒▒▓█ ░▒▓█ ░▒██▓██▓▓▓▓▒▒▒▓▓▓█
█ ░▒▓███   ░░▒▓█ ░▒▓█ ░▒▓▓█ ░▒▓█ ░▒  █▓█████▓▓▓▓███ ░▒▓███   ░░▒▓█ ░▒▓█ ░▒▓▓█ ░▒▓█ ░▒  █▓█████▓▓▓▓███ ░▒▓███   ░░▒▓█ ░▒▓█ ░▒▓▓█ ░▒▓█ ░▒  █▓█████▓▓▓▓███ ░▒▓███   ░░▒▓█ ░▒▓█ ░▒▓▓█ ░▒▓█ ░▒  █▓█████▓▓▓▓███ ░▒▓███   ░░▒▓█ ░▒▓█
░▒▓██ ░▒▓█ ░▒░░ █▓█   █████   ░▒▓█   ░░░▒▒▓█ ░▒▓█ ░▒▓██ ░▒▓█ ░▒░░ █▓█   █████   ░▒▓█   ░░░▒▒▓█ ░▒▓█ ░▒▓██ ░▒▓█ ░▒░░ █▓█   █████   ░▒▓█   ░░░▒▒▓█ ░▒▓█ ░▒▓██ ░▒▓█ ░▒░░ █▓█   █████   ░▒▓█   ░░░▒▒▓█ ░▒▓█ ░▒▓██ ░▒▓█ ░▒░░ █▓█
░       ░░▒▓█ ░░░▒▒▒▓▓█ ░▒▓█ ░▒▓█  ░▒▒▓█ ░▒▒░ █▓█ ░       ░░▒▓█ ░░░▒▒▒▓▓█ ░▒▓█ ░▒▓█  ░▒▒▓█ ░▒▒░ █▓█ ░       ░░▒▓█ ░░░▒▒▒▓▓█ ░▒▓█ ░▒▓█  ░▒▒▓█ ░▒▒░ █▓█ ░       ░░▒▓█ ░░░▒▒▒▓▓█ ░▒▓█ ░▒▓█  ░▒▒▓█ ░▒▒░ █▓█ ░       ░░▒▓█
▓██ ░▒▓█ ░▒▓█ ░░▒▓▓█ ░▓▓▒░ █▓█ ░░░░░░░░▒▒▓█ ░▒▒▒▓▓▓██ ░▒▓█ ░▒▓█ ░░▒▓▓█ ░▓▓▒░ █▓█ ░░░░░░░░▒▒▓█ ░▒▒▒▓▓▓██ ░▒▓█ ░▒▓█ ░░▒▓▓█ ░▓▓▒░ █▓█ ░░░░░░░░▒▒▓█ ░▒▒▒▓▓▓██ ░▒▓█ ░▒▓█ ░░▒▓▓█ ░▓▓▒░ █▓█ ░░░░░░░░▒▒▓█ ░▒▒▒▓▓▓██ ░▒▓█ ░▒▓█ ░░▒▓▓█
░██▓▒░ █▓█ ░▒▒▒▒▒▒▒▒▓█ ░▒▓▓▓████ ░░▒▓█ ░▒▓█ ░▒▓██ ░██▓▒░ █▓█ ░▒▒▒▒▒▒▒▒▓█ ░▒▓▓▓████ ░░▒▓█ ░▒▓█ ░▒▓██ ░██▓▒░ █▓█ ░▒▒▒▒▒▒▒▒▓█ ░▒▓▓▓████ ░░▒▓█ ░▒▓█ ░▒▓██ ░██▓▒░ █▓█ ░▒▒▒▒▒▒▒▒▓█ ░▒▓▓▓████ ░░▒▓█ ░▒▓█ ░▒▓██ ░██▓▒░ █▓█ ░▒▒▒▒▒▒▒▒▓█
▓█ ░▒▓▓█   █ ░▒▓█ ░▒▓█ ░▒▓█  ░  █▓▒░ █▓█ ░▒▓▓▓▓▓▓▒▓█ ░▒▓▓█   █ ░▒▓█ ░▒▓█ ░▒▓█  ░  █▓▒░ █▓█ ░▒▓▓▓▓▓▓▒▓█ ░▒▓▓█   █ ░▒▓█ ░▒▓█ ░▒▓█  ░  █▓▒░ █▓█ ░▒▓▓▓▓▓▓▒▓█ ░▒▓▓█   █ ░▒▓█ ░▒▓█ ░▒▓█  ░  █▓▒░ █▓█ ░▒▓▓▓▓▓▓▒▓█ ░▒▓▓█   █ ░▒▓█ ░▒▓█
█ ░▒▓█ ░░░░ █▓▒░ ██ ░▒▓█████▓▒▓█ ░▒▓█ ░░  ░▒▓█ ░▒▓█ ░▒▓█ ░░░░ █▓▒░ ██ ░▒▓█████▓▒▓█ ░▒▓█ ░░  ░▒▓█ ░▒▓█ ░▒▓█ ░░░░ █▓▒░ ██ ░▒▓█████▓▒▓█ ░▒▓█ ░░  ░▒▓█ ░▒▓█ ░▒▓█ ░░░░ █▓▒░ ██ ░▒▓█████▓▒▓█ ░▒▓█ ░░  ░▒▓█ ░▒▓█ ░▒▓█ ░░░░ █▓▒░ ██
▒▓█    █▓▒▓█ ░▒▓█ ░░ ░▒▒▓█ ░▒▓█ ░▒▓█ ░▒▒░ █▓▒░ █ ░▒▓█    █▓▒▓█ ░▒▓█ ░░ ░▒▒▓█ ░▒▓█ ░▒▓█ ░▒▒░ █▓▒░ █ ░▒▓█    █▓▒▓█ ░▒▓█ ░░ ░▒▒▓█ ░▒▓█ ░▒▓█ ░▒▒░ █▓▒░ █ ░▒▓█    █▓▒▓█ ░▒▓█ ░░ ░▒▒▓█ ░▒▓█ ░▒▓█ ░▒▒░ █▓▒░ █ ░▒▓█    █▓▒▓█ ░▒▓█ ░░
░▒▓▓█ ░▒▓█ ░▒▓██ ▓▓▒░ █▓▒░  ░▒▓█ ░░░ █▓▒▓█ ░▒▓█ ░░░▒▓▓█ ░▒▓█ ░▒▓██ ▓▓▒░ █▓▒░  ░▒▓█ ░░░ █▓▒▓█ ░▒▓█ ░░░▒▓▓█ ░▒▓█ ░▒▓██ ▓▓▒░ █▓▒░  ░▒▓█ ░░░ █▓▒▓█ ░▒▓█ ░░░▒▓▓█ ░▒▓█ ░▒▓██ ▓▓▒░ █▓▒░  ░▒▓█ ░░░ █▓▒▓█ ░▒▓█ ░░░▒▓▓█ ░▒▓█ ░▒▓██ ▓▓▒░
░ █▓▒░░░▒▓█ ░▒▒░ █▓▒▓█ ░▒▓█ ░▒▒▓██ ░▒▓█ ░▒▓█  ██▓▒░ █▓▒░░░▒▓█ ░▒▒░ █▓▒▓█ ░▒▓█ ░▒▒▓██ ░▒▓█ ░▒▓█  ██▓▒░ █▓▒░░░▒▓█ ░▒▒░ █▓▒▓█ ░▒▓█ ░▒▒▓██ ░▒▓█ ░▒▓█  ██▓▒░ █▓▒░░░▒▓█ ░▒▒░ █▓▒▓█ ░▒▓█ ░▒▒▓██ ░▒▓█ ░▒▓█  ██▓▒░ █▓▒░░░▒▓█ ░▒▒░ █▓▒▓█
▓█ ░▒▓█ ░▒▓██ ░▒▒▓█ ░▒▓█   █▓▒░ █▓▒▒▒▒▓█ ░▒▓▒░ █▓▒▓█ ░▒▓█ ░▒▓██ ░▒▒▓█ ░▒▓█   █▓▒░ █▓▒▒▒▒▓█ ░▒▓▒░ █▓▒▓█ ░▒▓█ ░▒▓██ ░▒▒▓█ ░▒▓█   █▓▒░ █▓▒▒▒▒▓█ ░▒▓▒░ █▓▒▓█ ░▒▓█ ░▒▓██ ░▒▒▓█ ░▒▓█   █▓▒░ █▓▒▒▒▒▓█ ░▒▓▒░ █▓▒▓█ ░▒▓█ ░▒▓██ ░▒▒▓█
▒▓█ ░░ █▓▒░ █▓▓▓▓▓█ ░▒▓▓▒░ █▓▒▓█ ░▒▓█ ░▒▓█ ░▒▓▓█ ░▒▓█ ░░ █▓▒░ █▓▓▓▓▓█ ░▒▓▓▒░ █▓▒▓█ ░▒▓█ ░▒▓█ ░▒▓▓█ ░▒▓█ ░░ █▓▒░ █▓▓▓▓▓█ ░▒▓▓▒░ █▓▒▓█ ░▒▓█ ░▒▓█ ░▒▓▓█ ░▒▓█ ░░ █▓▒░ █▓▓▓▓▓█ ░▒▓▓▒░ █▓▒▓█ ░▒▓█ ░▒▓█ ░▒▓▓█ ░▒▓█ ░░ █▓▒░ █▓▓▓▓▓█
▒▓▓▓▒░ █▓▒▓█ ░▒▓█ ░▒▓█ ░▒▓█ ░▒▓█ ▒▒░ █▓▒░ ██████ ░▒▓▓▓▒░ █▓▒▓█ ░▒▓█ ░▒▓█ ░▒▓█ ░▒▓█ ▒▒░ █▓▒░ ██████ ░▒▓▓▓▒░ █▓▒▓█ ░▒▓█ ░▒▓█ ░▒▓█ ░▒▓█ ▒▒░ █▓▒░ ██████ ░▒▓▓▓▒░ █▓▒▓█ ░▒▓█ ░▒▓█ ░▒▓█ ░▒▓█ ▒▒░ █▓▒░ ██████ ░▒▓▓▓▒░ █▓▒▓█ ░▒▓█ ░▒▓█
▓█ ░▒▓█ ░▒▓█▓▓▒░ █▓▒░       ░▒▓██▓▒░ █▓▒▓█ ░▒▓█ ░▒▓█ ░▒▓█ ░▒▓█▓▓▒░ █▓▒░       ░▒▓██▓▒░ █▓▒▓█ ░▒▓█ ░▒▓█ ░▒▓█ ░▒▓█▓▓▒░ █▓▒░       ░▒▓██▓▒░ █▓▒▓█ ░▒▓█ ░▒▓█ ░▒▓█ ░▒▓█▓▓▒░ █▓▒░       ░▒▓██▓▒░ █▓▒▓█ ░▒▓█ ░▒▓█ ░▒▓█ ░▒▓█▓▓▒░ █▓▒░
░░░░░░░░▒▓█ █▓▒░ █▓▒▓█ ░▒▓█ ░▒▓█ ░▒▓█ ░▒▓██▓▒░ █▓▒░░░░░░░░▒▓█ █▓▒░ █▓▒▓█ ░▒▓█ ░▒▓█ ░▒▓█ ░▒▓██▓▒░ █▓▒░░░░░░░░▒▓█ █▓▒░ █▓▒▓█ ░▒▓█ ░▒▓█ ░▒▓█ ░▒▓██▓▒░ █▓▒░░░░░░░░▒▓█ █▓▒░ █▓▒▓█ ░▒▓█ ░▒▓█ ░▒▓█ ░▒▓██▓▒░ █▓▒░░░░░░░░▒▓█ █▓▒░ █▓▒▓█
▓█ ░▒▓█ ░▒▓█ ░▒▓█ ░▒  █▓▒░ █▓▒▒▒▒▒▒▒▒▒▓█  █▓▒░ █▓▒▓█ ░▒▓█ ░▒▓█ ░▒▓█ ░▒  █▓▒░ █▓▒▒▒▒▒▒▒▒▒▓█  █▓▒░ █▓▒▓█ ░▒▓█ ░▒▓█ ░▒▓█ ░▒  █▓▒░ █▓▒▒▒▒▒▒▒▒▒▓█  █▓▒░ █▓▒▓█ ░▒▓█ ░▒▓█ ░▒▓█ ░▒  █▓▒░ █▓▒▒▒▒▒▒▒▒▒▓█  █▓▒░ █▓▒▓█ ░▒▓█ ░▒▓█ ░▒▓█ ░▒
░ █▓▒░ █▓▓▓▓▓▓▓▓▓▒▓█  █▓▒░ █▓▒▓█ ░▒▓█ ░▒▓█ ░▒▓█ ░░░ █▓▒░ █▓▓▓▓▓▓▓▓▓▒▓█  █▓▒░ █▓▒▓█ ░▒▓█ ░▒▓█ ░▒▓█ ░░░ █▓▒░ █▓▓▓▓▓▓▓▓▓▒▓█  █▓▒░ █▓▒▓█ ░▒▓█ ░▒▓█ ░▒▓█ ░░░ █▓▒░ █▓▓▓▓▓▓▓▓▓▒▓█  █▓▒░ █▓▒▓█ ░▒▓█ ░▒▓█ ░▒▓█ ░░░ █▓▒░ █▓▓▓▓▓▓▓▓▓▒▓█
█▓▒░ █▓▒▓█ ░▒▓█ ░▒▓█ ░▒▓█ ▒▒░ █▓▒░ █████████▓▒▓█  █▓▒░ █▓▒▓█ ░▒▓█ ░▒▓█ ░▒▓█ ▒▒░ █▓▒░ █████████▓▒▓█  █▓▒░ █▓▒▓█ ░▒▓█ ░▒▓█ ░▒▓█ ▒▒░ █▓▒░ █████████▓▒▓█  █▓▒░ █▓▒▓█ ░▒▓█ ░▒▓█ ░▒▓█ ▒▒░ █▓▒░ █████████▓▒▓█  █▓▒░ █▓▒▓█ ░▒▓█ ░▒▓█
▓█ ░▒▓█▓▓▒░ █▓▒░         █▓▓▓█  █▓▒░ █▓▒▓█ ░▒▓█ ░▒▓█ ░▒▓█▓▓▒░ █▓▒░         █▓▓▓█  █▓▒░ █▓▒▓█ ░▒▓█ ░▒▓█ ░▒▓█▓▓▒░ █▓▒░         █▓▓▓█  █▓▒░ █▓▒▓█ ░▒▓█ ░▒▓█ ░▒▓█▓▓▒░ █▓▒░         █▓▓▓█  █▓▒░ █▓▒▓█ ░▒▓█ ░▒▓█ ░▒▓█▓▓▒░ █▓▒░
░░░░ █████  █▓▒░ █▓▓█ ░▒▓█ ░▒▓█ ░▒▓███▓▒░ █▓▒░░░░░░░░░ █████  █▓▒░ █▓▓█ ░▒▓█ ░▒▓█ ░▒▓███▓▒░ █▓▒░░░░░░░░░ █████  █▓▒░ █▓▓█ ░▒▓█ ░▒▓█ ░▒▓███▓▒░ █▓▒░░░░░░░░░ █████  █▓▒░ █▓▓█ ░▒▓█ ░▒▓█ ░▒▓███▓▒░ █▓▒░░░░░░░░░ █████  █▓▒░ █▓▓█
Digital archives, Datascapes and